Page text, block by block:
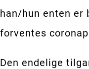
han/hun enten er
forventes
Den endelige